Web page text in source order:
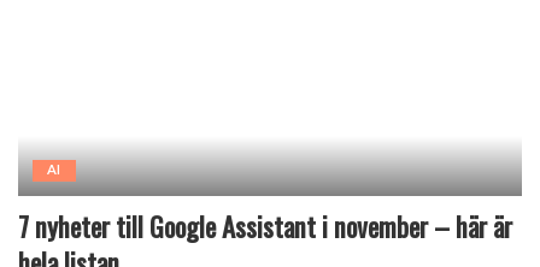
AI
7 nyheter till Google Assistant i november – här är